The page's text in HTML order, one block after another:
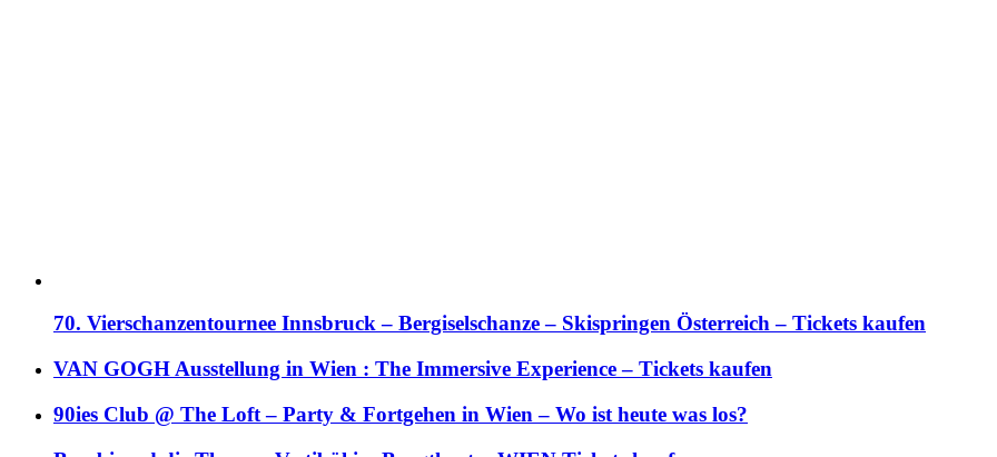
70. Vierschanzentournee Innsbruck – Bergiselschanze – Skispringen Österreich – Tickets kaufen
VAN GOGH Ausstellung in Wien : The Immersive Experience – Tickets kaufen
90ies Club @ The Loft – Party & Fortgehen in Wien – Wo ist heute was los?